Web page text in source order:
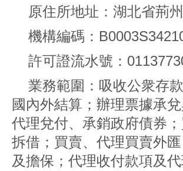
原住所地址：湖北省荊
機構編碼：
許可證流水號：
業務範圍：吸收公衆存
國內外結算；辦理票據承
代理兌付、承銷政府債券
拆借；買賣、代理買賣外
及擔保；代理收付款項及